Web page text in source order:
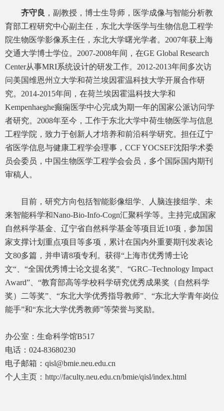
齐守良 ，副教授，博士生导师，医学成像与智能分析教
育部工程研究中心副主任，东北大学医学与生物信息工程学
院生物医学影像系主任，东北大学曙光学者。2007年获上海
交通大学博士学位。2007-2008年间，在GE Global Research
Center从事MRI系统设计的研发工作。2012-2013年间多次访
问美国维恩州立大学和荷兰埃因霍温科技大学开展合作研
究。2014-2015年间，在荷兰埃因霍温科技大学和
Kempenhaeghe癫痫医学中心完成为期一年的国家公派访问学
者研究。2008年至今，工作于东北大学中荷生物医学与信息
工程学院，致力于创新人才培养和前沿科学研究。担任辽宁
省医学信息与健康工程学会理事，CCF YOCSEF沈阳学术委
员会委员，中国生物医学工程学会会员，多个国际国内期刊
审稿人。
目前，研究方向包括智能影像组学、人脑连接组学、未
来智能科学和Nano-Bio-Info-Cogn汇聚科学等。主持完成国家
自然科学基金、辽宁省自然科学基金等项目近10项，参加国
家支撑计划重点项目等多项，累计在国内外重要期刊发表论
文80多篇，并申请8项专利。获得“上海市优秀博士论
文“、“全国优秀博士论文提名奖”、“GRC–Technology Impact
Award”、“教育部高等学校科学研究优秀成果奖（自然科学
奖）二等奖”、“东北大学优秀指导教师”、“东北大学青年岗位
能手”和“东北大学优秀教师”等荣誉与奖励。
办公室：生命科学馆B517
电话：024-83680230
电子邮箱：qisl@bmie.neu.edu.cn
个人主页：http://faculty.neu.edu.cn/bmie/qisl/index.html